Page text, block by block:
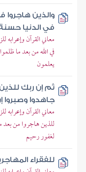
والذين هاجروا
في الدنيا حسنة
معاني القرآن
في الله من بعد ما
يعلمون
ثم إن ربك
جاهدوا
معاني القرآن
للذين هاجروا من
لغفور رحيم
للفقراء